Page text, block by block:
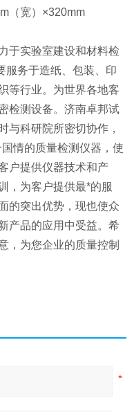
（宽）×320mm
于实验室建设和材料检
服务于造纸、包装、印
等行业。为世界各地客
检测设备。济南卓邦试
与科研院所密切协作，
情的质量检测仪器，使
户提供仪器技术和产
，为客户提供最*的服
的突出优势，现也使众
产品的应用中受益。希
，为您企业的质量控制